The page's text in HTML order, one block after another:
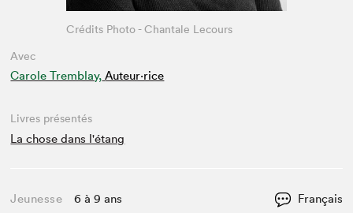
Avec
Carole Tremblay, Auteur·rice
Crédits Photo - Chantale Lecours
Livres présentés
La chose dans l'étang
Jeunesse 6 à 9 ans Français